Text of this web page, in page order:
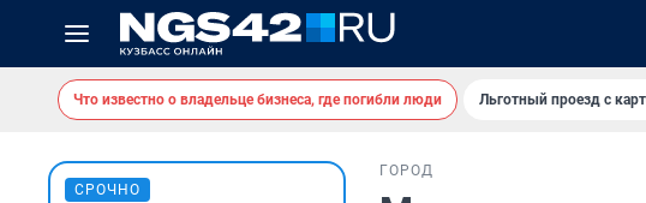
Что известно о владельце бизнеса, где погибли люди Льготный проезд с
СРОЧНО
ГОРОД